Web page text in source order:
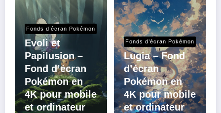
Fonds d’écran Pokémon
Evoli et
Papilusion –
Fond d’écran
Pokémon en
4K pour mobile
et ordinateur
Fonds d’écran Pokémon
Lugia – Fond
d’écran
Pokémon en
4K pour mobile
et ordinateur